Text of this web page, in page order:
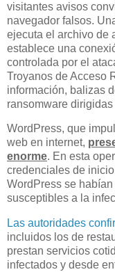
visitantes avisos
navegador falsos.
ejecuta el archivo de
establece una
controlada por el
Troyanos de Acceso
información, balizas
ransomware
WordPress, que
web en internet,
enorme. En esta
credenciales de
WordPress se
susceptibles a la
Las autoridades
incluidos los de
prestan servicios
infectados y desde